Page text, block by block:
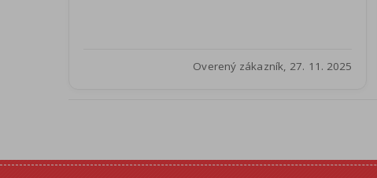
Overený zákazník, 27. 11. 2025